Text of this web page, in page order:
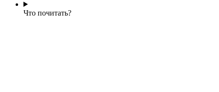
Что почитать?